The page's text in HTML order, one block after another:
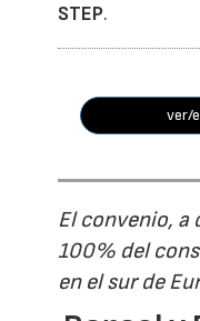
STEP.
ver/
El convenio, a
100% del
en el sur de